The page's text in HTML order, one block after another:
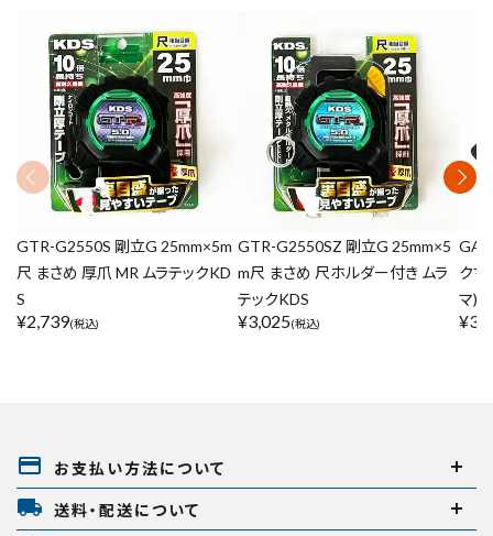
GTR-G2550S 剛立G 25mm×5m
尺 まさめ 厚爪 MR ムラテックKD
S
¥2,739(税込)
GTR-G2550SZ 剛立G 25mm×5
m尺 まさめ 尺ホルダー付き ムラ
テックKDS
¥3,025(税込)
ク
マ)
¥
payment お支払い方法について
local_shipping 送料・配送について